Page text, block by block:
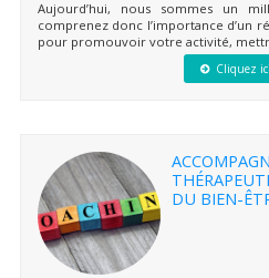
Aujourd’hui, nous sommes un
comprenez donc l’importance d’un
pour promouvoir votre activité,
Cliquez ici
DU BIEN-